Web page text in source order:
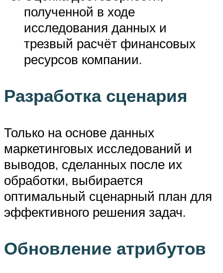
полученной в ходе
исследования данных и
трезвый расчёт финансовых
ресурсов компании.
Разработка сценария
Только на основе данных
маркетинговых исследований и
выводов, сделанных после их
обработки, выбирается
оптимальный сценарный план для
эффективного решения задач.
Обновление атрибутов